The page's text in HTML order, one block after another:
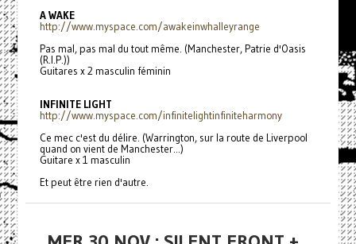
A WAKE
http://www.myspace.com/awakeinwhalleyrange
Pas mal, pas mal du tout même. (Manchester, Patrie d'Oasis
(R.I.P.))
Guitares x 2 masculin féminin
INFINITE LIGHT
http://www.myspace.com/infinitelightinfiniteharmony
Ce mec c'est du délire. (Warrington, sur la route de Liverpool
quand on vient de Manchester...)
Guitare x 1 masculin
Et peut être rien d'autre.